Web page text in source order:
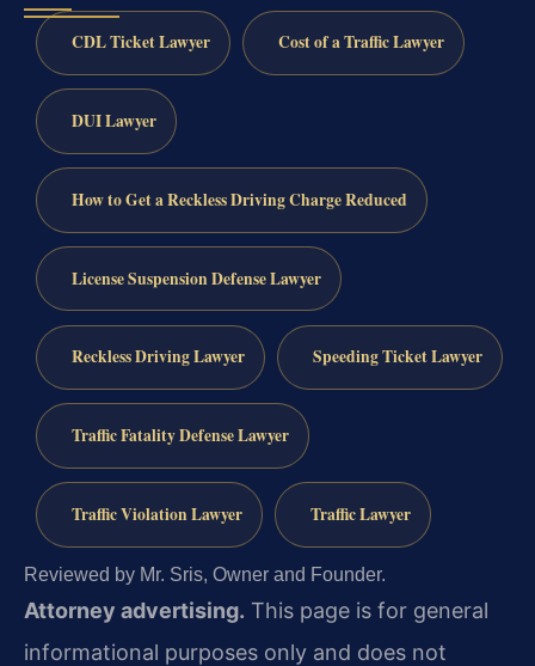
CDL Ticket Lawyer Cost of a Traffic Lawyer
DUI Lawyer
How to Get a Reckless Driving Charge Reduced
License Suspension Defense Lawyer
Reckless Driving Lawyer Speeding Ticket Lawyer
Traffic Fatality Defense Lawyer
Traffic Violation Lawyer Traffic Lawyer
Reviewed by Mr. Sris, Owner and Founder.
Attorney advertising. This page is for general
informational purposes only and does not